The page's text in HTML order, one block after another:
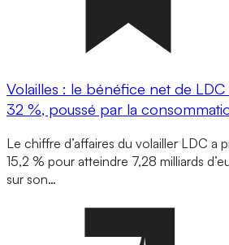
Volailles : le bénéfice net de
32 %, poussé par la
Le chiffre d’affaires du volailler LDC a
15,2 % pour atteindre 7,28 milliards
sur son…